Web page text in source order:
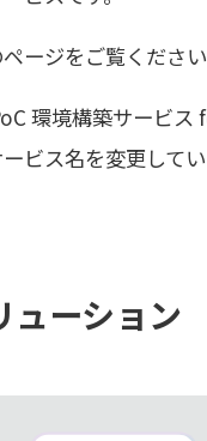
ージをご覧ください
環境構築サービ
ビス名を変更してい
ューション